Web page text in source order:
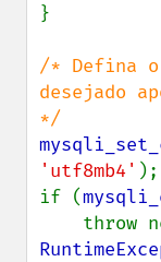
}
/* Defina o
desejado
'utf8mb4' );
if (